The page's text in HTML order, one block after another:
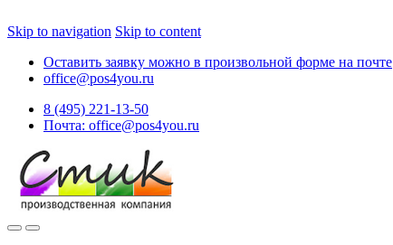
Skip to navigation Skip to content
Оставить заявку можно в произвольной форме на почте
office@pos4you.ru
8 (495) 221-13-50
Почта: office@pos4you.ru